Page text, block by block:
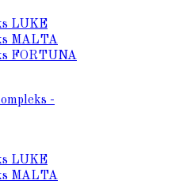
LUKE
MALTA
FORTUNA
LUKE
MALTA